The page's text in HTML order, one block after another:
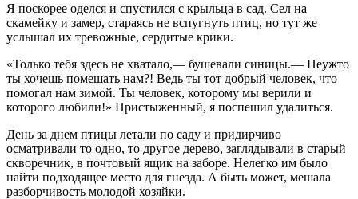
Я поскорее оделся и спустился с крыльца в сад. Сел на
скамейку и замер, стараясь не вспугнуть птиц, но тут же
услышал их тревожные, сердитые крики.
«Только тебя здесь не хватало,— бушевали синицы.— Неужто
ты хочешь помешать нам?! Ведь ты тот добрый человек, что
помогал нам зимой. Ты человек, которому мы верили и
которого любили!» Пристыженный, я поспешил удалиться.
День за днем птицы летали по саду и придирчиво
осматривали то одно, то другое дерево, заглядывали в старый
скворечник, в почтовый ящик на заборе. Нелегко им было
найти подходящее место для гнезда. А быть может, мешала
разборчивость молодой хозяйки.